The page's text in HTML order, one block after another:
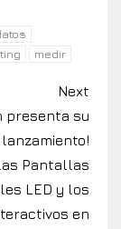
medir
Next
presenta su
Pantallas
LED y los
en